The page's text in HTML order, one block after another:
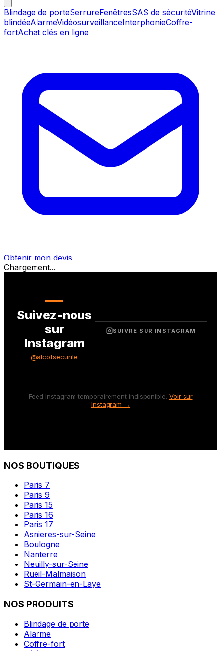
Blindage de porteSerrureFenêtresSAS de sécuritéVitrine
blindéeAlarmeVidéosurveillanceInterphonieCoffre-
fortAchat clés en ligne
Obtenir mon devis
Chargement...
Suivez-nous
sur
Instagram
@alcofsecurite
SUIVRE SUR INSTAGRAM
Feed Instagram temporairement indisponible. Voir sur
Instagram →
NOS BOUTIQUES
Paris 7
Paris 9
Paris 15
Paris 16
Paris 17
Asnieres-sur-Seine
Boulogne
Nanterre
Neuilly-sur-Seine
Rueil-Malmaison
St-Germain-en-Laye
NOS PRODUITS
Blindage de porte
Alarme
Coffre-fort